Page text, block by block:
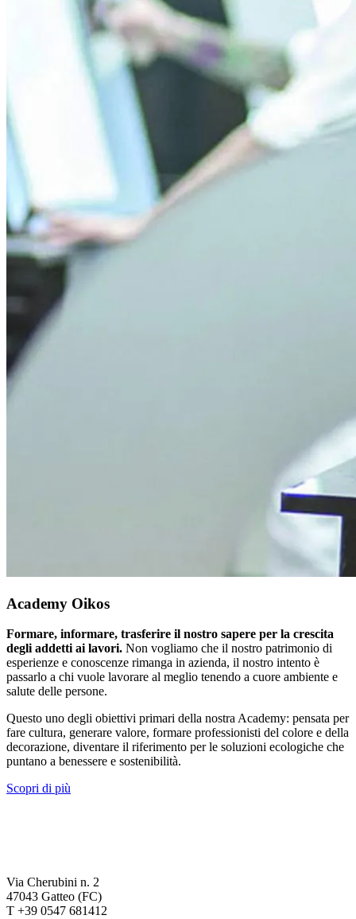
Academy Oikos
Formare, informare, trasferire il nostro sapere per la crescita
degli addetti ai lavori. Non vogliamo che il nostro patrimonio di
esperienze e conoscenze rimanga in azienda, il nostro intento è
passarlo a chi vuole lavorare al meglio tenendo a cuore ambiente e
salute delle persone.
Questo uno degli obiettivi primari della nostra Academy: pensata per
fare cultura, generare valore, formare professionisti del colore e della
decorazione, diventare il riferimento per le soluzioni ecologiche che
puntano a benessere e sostenibilità.
Scopri di più
Via Cherubini n. 2
47043 Gatteo (FC)
T +39 0547 681412